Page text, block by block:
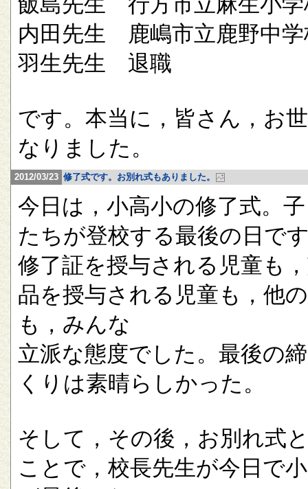
内田先生 鹿嶋市立鹿野中学
羽生先生 退職
です。本当に，皆さん，お
なりました。
2012/03/23 修了式です。お別れ式もありました。
今日は，小高小の修了式。
たちが登校する最後の日で
修了証を授与される児童も
品を授与される児童も，他
も，みんな
立派な態度でした。最後の
くりは素晴らしかった。
そして，その後，お別れ式
ことで，校長先生が今日で